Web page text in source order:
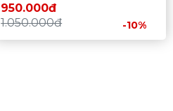
950.000đ
1.050.000đ
-10%